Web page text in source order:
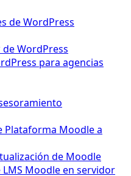
de WordPress
de WordPress
para agencias
Plataforma Moodle a
de Moodle
Moodle en servidor